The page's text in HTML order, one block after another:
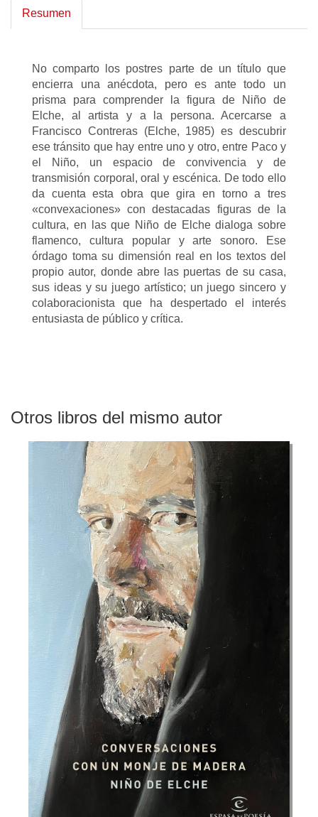
Resumen
No comparto los postres parte de un título que
encierra una anécdota, pero es ante todo un
prisma para comprender la figura de Niño de
Elche, al artista y a la persona. Acercarse a
Francisco Contreras (Elche, 1985) es descubrir
ese tránsito que hay entre uno y otro, entre Paco y
el Niño, un espacio de convivencia y de
transmisión corporal, oral y escénica. De todo ello
da cuenta esta obra que gira en torno a tres
«convexaciones» con destacadas figuras de la
cultura, en las que Niño de Elche dialoga sobre
flamenco, cultura popular y arte sonoro. Ese
órdago toma su dimensión real en los textos del
propio autor, donde abre las puertas de su casa,
sus ideas y su juego artístico; un juego sincero y
colaboracionista que ha despertado el interés
entusiasta de público y crítica.
Otros libros del mismo autor